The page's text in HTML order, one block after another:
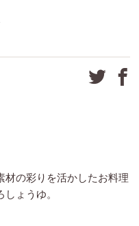
材の彩りを活かしたお料理
ょうゆ。